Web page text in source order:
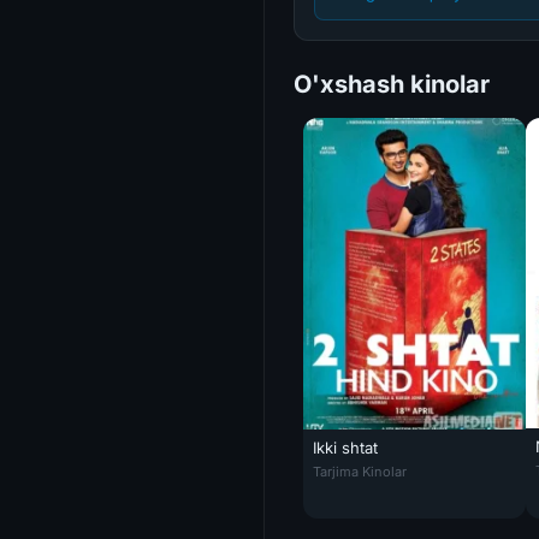
O'xshash kinolar
Ikki shtat
Ikki shtat Hind kino Uzbek
Tarjima Kinolar